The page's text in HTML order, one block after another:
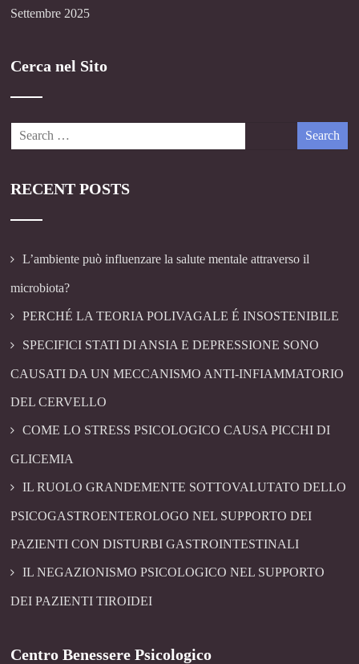
Settembre 2025
Cerca nel Sito
RECENT POSTS
L’ambiente può influenzare la salute mentale attraverso il
microbiota?
PERCHÉ LA TEORIA POLIVAGALE É INSOSTENIBILE
SPECIFICI STATI DI ANSIA E DEPRESSIONE SONO
CAUSATI DA UN MECCANISMO ANTI-INFIAMMATORIO
DEL CERVELLO
COME LO STRESS PSICOLOGICO CAUSA PICCHI DI
GLICEMIA
IL RUOLO GRANDEMENTE SOTTOVALUTATO DELLO
PSICOGASTROENTEROLOGO NEL SUPPORTO DEI
PAZIENTI CON DISTURBI GASTROINTESTINALI
IL NEGAZIONISMO PSICOLOGICO NEL SUPPORTO
DEI PAZIENTI TIROIDEI
Centro Benessere Psicologico